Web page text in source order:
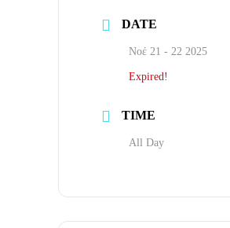
DATE
Νοέ 21 - 22 2025
Expired!
TIME
All Day